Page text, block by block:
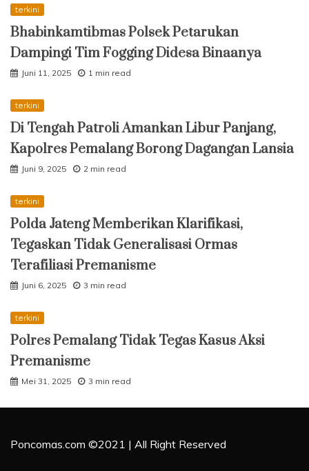
terkini
Bhabinkamtibmas Polsek Petarukan
Dampingi Tim Fogging Didesa Binaanya
Juni 11, 2025 1 min read
terkini
Di Tengah Patroli Amankan Libur Panjang,
Kapolres Pemalang Borong Dagangan Lansia
Juni 9, 2025 2 min read
terkini
Polda Jateng Memberikan Klarifikasi,
Tegaskan Tidak Generalisasi Ormas
Terafiliasi Premanisme
Juni 6, 2025 3 min read
terkini
Polres Pemalang Tidak Tegas Kasus Aksi
Premanisme
Mei 31, 2025 3 min read
Poncomas.com ©2021 | All Right Reserved